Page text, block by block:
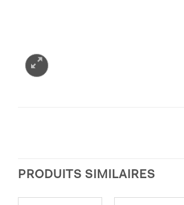
PRODUITS SIMILAIRES